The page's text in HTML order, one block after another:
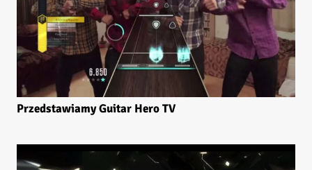
Przedstawiamy Guitar Hero TV